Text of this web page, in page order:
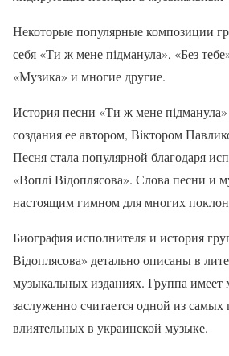
Некоторые популярные композиции
себя «Ти ж мене підманула», «Без
«Музика» и многие другие.
История песни «Ти ж мене підманула»
создания ее автором, Віктором
Песня стала популярной благодаря
«Воплі Відоплясова». Слова песни и
настоящим гимном для многих
Биография исполнителя и история
Відоплясова» детально описаны в
музыкальных изданиях. Группа имеет
заслуженно считается одной из
влиятельных в украинской музыке.